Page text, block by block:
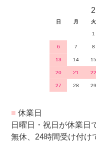
日 月 火
1
6 7 8
13 14 15
20 21 22
27 28 29
■ 休業日
日曜日・祝日が休業日
無休、24時間受け付け